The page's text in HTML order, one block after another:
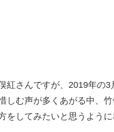
紅さんですが、2019年
しむ声が多くあがる中、
してみたいと思うように